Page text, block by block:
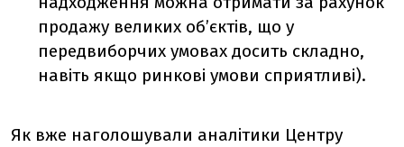
продажу великих об’єктів, що у
передвиборчих умовах досить складно,
навіть якщо ринкові умови сприятливі).
Як вже наголошували аналітики Центру